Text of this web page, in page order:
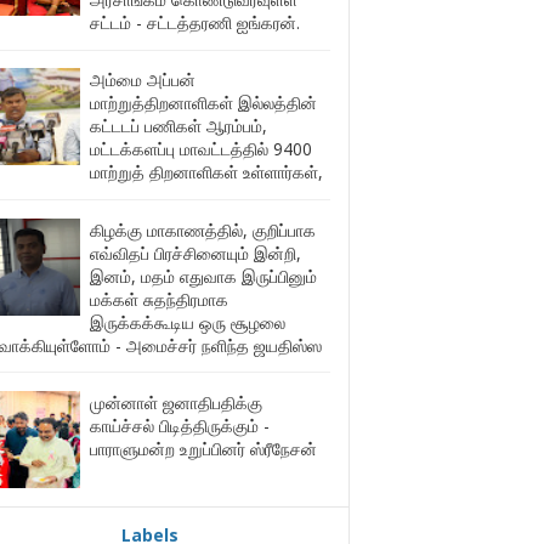
சட்டம் - சட்டத்தரணி ஐங்கரன்.
அம்மை அப்பன்
மாற்றுத்திறனாளிகள் இல்லத்தின்
கட்டடப் பணிகள் ஆரம்பம்,
மட்டக்களப்பு மாவட்டத்தில் 9400
மாற்றுத் திறனாளிகள் உள்ளார்கள்,
கிழக்கு மாகாணத்தில், குறிப்பாக
எவ்விதப் பிரச்சினையும் இன்றி,
இனம், மதம் எதுவாக இருப்பினும்
மக்கள் சுதந்திரமாக
இருக்கக்கூடிய ஒரு சூழலை
- அமைச்சர் நளிந்த ஜயதிஸ்ஸ
முன்னாள் ஜனாதிபதிக்கு
காய்ச்சல் பிடித்திருக்கும் -
பாராளுமன்ற உறுப்பினர் ஸ்ரீநேசன்
Labels